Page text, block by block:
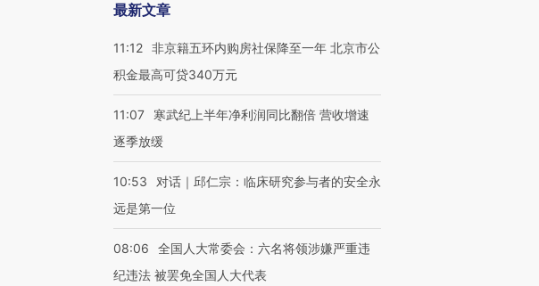
最新文章
11:12 非京籍五环内购房社保降至一年 北京市公
积金最高可贷340万元
11:07
寒武纪上半年净利润同比翻倍 营收增速
逐季放缓
10:53
对话｜邱仁宗：临床研究参与者的安全永
远是第一位
08:06
全国人大常委会：六名将领涉嫌严重违
纪违法 被罢免全国人大代表